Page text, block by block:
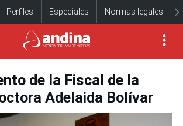
Perfiles Especiales Normas legales
de la Fiscal de la
Adelaida Bolívar